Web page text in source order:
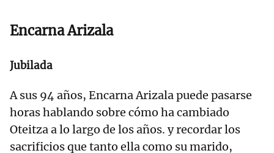
Encarna Arizala
Jubilada
A sus 94 años, Encarna Arizala puede pasarse
horas hablando sobre cómo ha cambiado
Oteitza a lo largo de los años. y recordar los
sacrificios que tanto ella como su marido,